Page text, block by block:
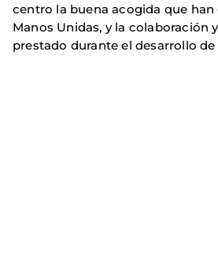
centro la buena acogida que han
Manos Unidas, y la colaboración
prestado durante el desarrollo